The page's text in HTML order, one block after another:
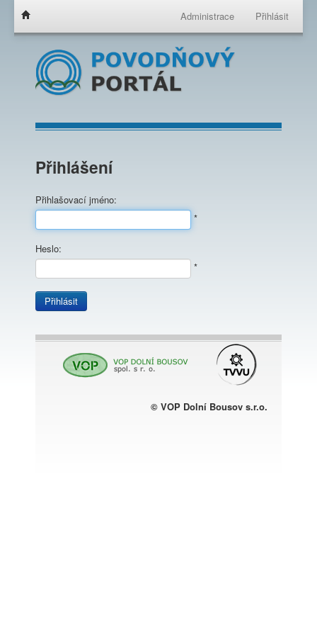
Administrace Přihlásit
Přihlášení
Přihlašovací jméno:
*
Heslo:
*
Přihlásit
© VOP Dolní Bousov s.r.o.